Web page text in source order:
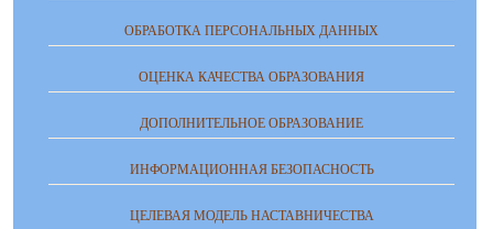
ОБРАБОТКА ПЕРСОНАЛЬНЫХ ДАННЫХ
ОЦЕНКА КАЧЕСТВА ОБРАЗОВАНИЯ
ДОПОЛНИТЕЛЬНОЕ ОБРАЗОВАНИЕ
ИНФОРМАЦИОННАЯ БЕЗОПАСНОСТЬ
ЦЕЛЕВАЯ МОДЕЛЬ НАСТАВНИЧЕСТВА